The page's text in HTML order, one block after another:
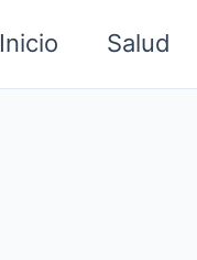
Inicio Salud